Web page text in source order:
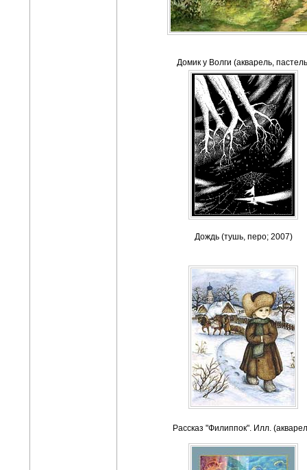
Домик у Волги (акварель,
Дождь (тушь, перо; 2007)
Рассказ "Филиппок". Илл.